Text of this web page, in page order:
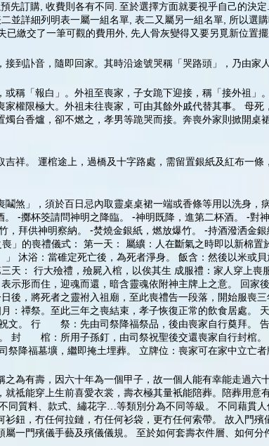
先訂購, 收費則各有不同. 至於選擇方面就要視乎自己的決
並詳細列明表一屬一組名單, 表二又屬另一組名單, 所以選
繳交了一筆可觀的費用外, 先人骨灰變得又要另覓新位置
到訃音，隨即回家。其時沿途號哭稱「哭路頭」，乃由家
稱「報白」。外祖至喪家，子女跪下迎接，稱「接外祖」
權限極大。外祖未往喪家，可由其餘外戚代替其事。 母
台香爐，卻不燃之，孝男等跪哭而接。奔喪外家則掀開桌
祥。 運棺途上，過橋及十字路處，需留置銀紙及紅布一
煞」，須於百日忌內取靈桌桌裙一端或香條等用以洗身
-擲杯筊請問神明之降臨。 -神明既降，進第二杯酒。 -對
，拜供神明察納。 -焚燒金銀紙，燃放爆竹。 -持酒潑洒金
」的喪禮儀式： 第一天： 屬纊：人在斷氣之時即以新棉
沐浴：當碓定死亡後，為死者淨身。 飯含：然後以米或
天： 行大殮禮，殮屍入棺，以俟其生 成服禮：家人穿上
示形而住，迎魂而還，暗含靈魂依附神主牌上之意。 回家
後，將死者之靈祔入祖廟，至此喪禮告一段落，開始服喪
：禫祭。至此三年之喪結束，孝子恢復正常的飲食居處
文。 行 祭：先由司祭降福祭品，後由喪家自行奠拜。
棺：所用子孫釘，由司祭祝聖後交還喪家自行封棺。
福墓壙，繼即掩土埋葬。 立牌位：喪家可在家中立亡者
為有壽，因六十年為一個甲子，故一個人能有幸能走過六
祗能穿上生前喜愛衣裳，壽衣極其量衹能陪葬。陪葬用意
同質料、款式、繡花字…等類別分為不同等級。 不同藉貫
鈕，冇任何拉鏈，冇任何衫袋，更冇任何索帶。 故入門殯
一門殯儀手藝及殯儀儀規。 至於如何套壽衣件層、如何